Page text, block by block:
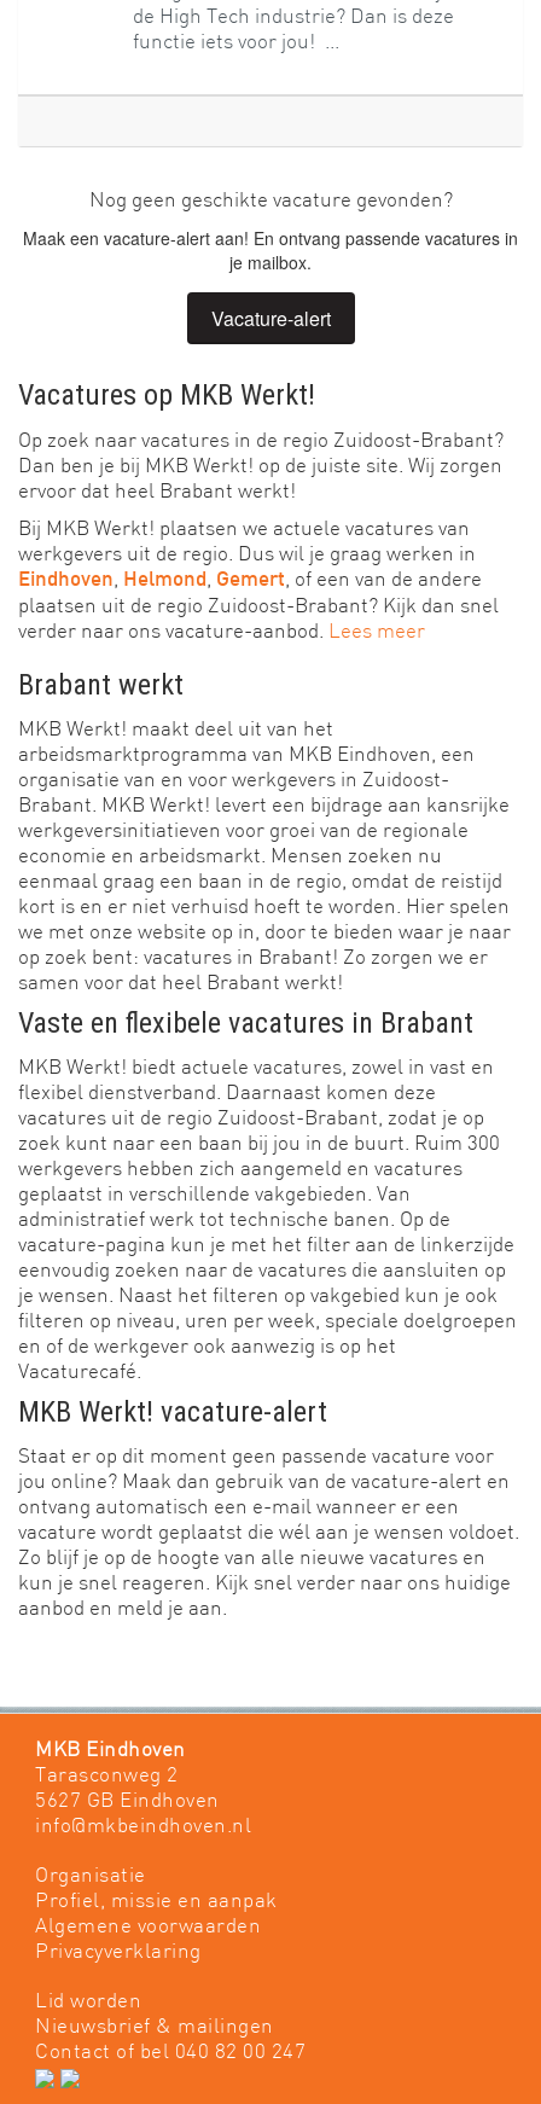
de High Tech industrie? Dan is deze
functie iets voor jou! ...
Nog geen geschikte vacature gevonden?
Maak een vacature-alert aan! En ontvang passende vacatures in
je mailbox.
Vacature-alert
Vacatures op MKB Werkt!
Op zoek naar vacatures in de regio Zuidoost-Brabant?
Dan ben je bij MKB Werkt! op de juiste site. Wij zorgen
ervoor dat heel Brabant werkt!
Bij MKB Werkt! plaatsen we actuele vacatures van
werkgevers uit de regio. Dus wil je graag werken in
Eindhoven, Helmond, Gemert, of een van de andere
plaatsen uit de regio Zuidoost-Brabant? Kijk dan snel
verder naar ons vacature-aanbod. Lees meer
Brabant werkt
MKB Werkt! maakt deel uit van het
arbeidsmarktprogramma van MKB Eindhoven, een
organisatie van en voor werkgevers in Zuidoost-
Brabant. MKB Werkt! levert een bijdrage aan kansrijke
werkgeversinitiatieven voor groei van de regionale
economie en arbeidsmarkt. Mensen zoeken nu
eenmaal graag een baan in de regio, omdat de reistijd
kort is en er niet verhuisd hoeft te worden. Hier spelen
we met onze website op in, door te bieden waar je naar
op zoek bent: vacatures in Brabant! Zo zorgen we er
samen voor dat heel Brabant werkt!
Vaste en flexibele vacatures in Brabant
MKB Werkt! biedt actuele vacatures, zowel in vast en
flexibel dienstverband. Daarnaast komen deze
vacatures uit de regio Zuidoost-Brabant, zodat je op
zoek kunt naar een baan bij jou in de buurt. Ruim 300
werkgevers hebben zich aangemeld en vacatures
geplaatst in verschillende vakgebieden. Van
administratief werk tot technische banen. Op de
vacature-pagina kun je met het filter aan de linkerzijde
eenvoudig zoeken naar de vacatures die aansluiten op
je wensen. Naast het filteren op vakgebied kun je ook
filteren op niveau, uren per week, speciale doelgroepen
en of de werkgever ook aanwezig is op het
Vacaturecafé.
MKB Werkt! vacature-alert
Staat er op dit moment geen passende vacature voor
jou online? Maak dan gebruik van de vacature-alert en
ontvang automatisch een e-mail wanneer er een
vacature wordt geplaatst die wél aan je wensen voldoet.
Zo blijf je op de hoogte van alle nieuwe vacatures en
kun je snel reageren. Kijk snel verder naar ons huidige
aanbod en meld je aan.
MKB Eindhoven
Tarasconweg 2
5627 GB Eindhoven
info@mkbeindhoven.nl
Organisatie
Profiel, missie en aanpak
Algemene voorwaarden
Privacyverklaring
Lid worden
Nieuwsbrief & mailingen
Contact of bel 040 82 00 247